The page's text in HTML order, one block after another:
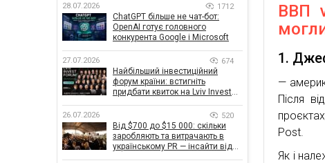
ВВП
1.
—
Після
Post.
Як і
28.07.2026 1712
ChatGPT більше не чат-бот:
OpenAI готує головного
конкурента Google і Microsoft
27.07.2026 674
Найбільший інвестиційний
форум країни: встигніть
придбати квиток на Lviv Invest
26.07.2026 520
Від $700 до $15 000: скільки
заробляють та витрачають в
українському PR — інсайти від